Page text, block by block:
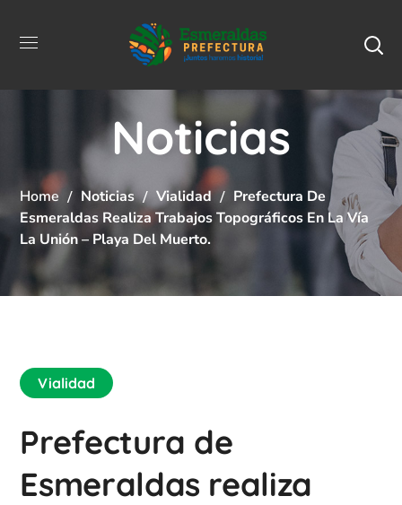
Noticias
Home Noticias Vialidad
Prefectura De
Esmeraldas Realiza Trabajos Topográficos En La Vía
La Unión – Playa Del Muerto.
Vialidad
Prefectura de
Esmeraldas realiza